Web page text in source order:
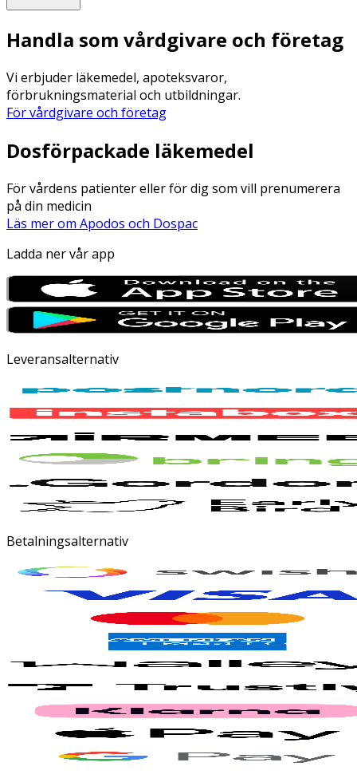
Handla som vårdgivare och företag
Vi erbjuder läkemedel, apoteksvaror,
förbrukningsmaterial och utbildningar.
För vårdgivare och företag
Dosförpackade läkemedel
För vårdens patienter eller för dig som vill prenumerera
på din medicin
Läs mer om Apodos och Dospac
Ladda ner vår app
Leveransalternativ
Betalningsalternativ